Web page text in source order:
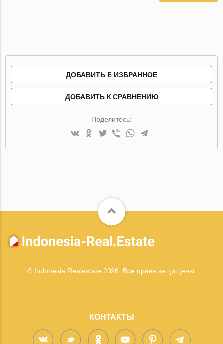
ДОБАВИТЬ В ИЗБРАННОЕ
ДОБАВИТЬ К СРАВНЕНИЮ
Поделитесь:
© Indonesia Realestate 2026. Все права защищены.
КОНТАКТЫ